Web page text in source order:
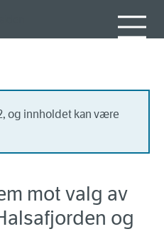
og innholdet kan være
mot valg av
og